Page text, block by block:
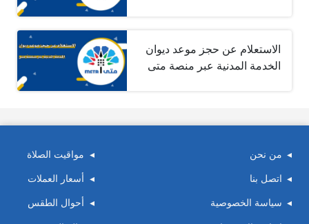
الاستعلام عن حجز موعد ديوان
الخدمة المدنية عبر منصة متى
من نحن
اتصل بنا
سياسة الخصوصية
مواقيت الصلاة
أسعار العملات
أحوال الطقس